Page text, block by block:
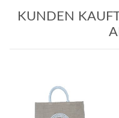
KUNDEN